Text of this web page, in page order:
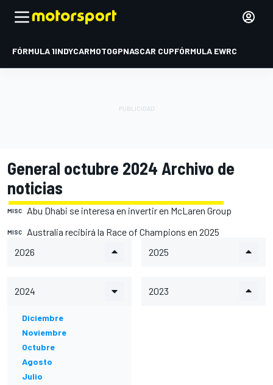
FÓRMULA 1INDYCARMOTOGPNASCAR CUPFÓRMULA EWRC
General octubre 2024 Archivo de
noticias
MISC Abu Dhabi se interesa en invertir en McLaren Group
MISC
Australia recibirá la Race of Champions en 2025
2026
2025
2024
Diciembre
Noviembre
Octubre
Agosto
Julio
2023